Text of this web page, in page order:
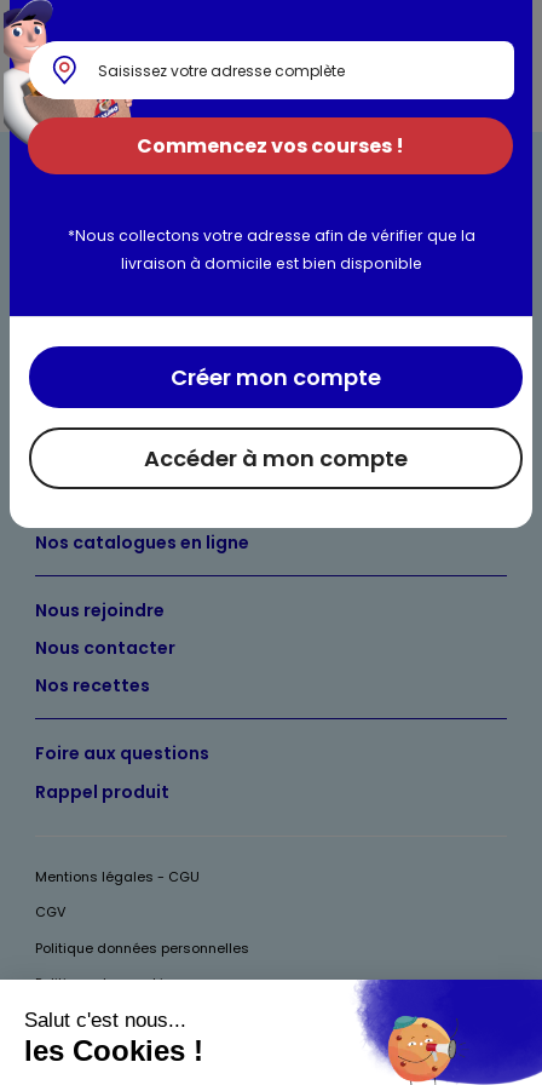
Bienvenue chez Maximo
Nos engagements
Maximo et vous
Maxicado
Nos catalogues en ligne
Nous rejoindre
Nous contacter
Nos recettes
Foire aux questions
Rappel produit
Mentions légales - CGU
CGV
Politique données personnelles
Politique des cookies
Accessibilité
Commencez vos courses !
*Nous collectons votre adresse afin de vérifier que la
livraison à domicile est bien disponible
Accéder à mon compte
Créer mon compte